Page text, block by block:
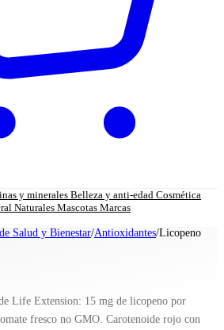
y mineralesBelleza y anti-edad Cosmética
Naturales Mascotas Marcas
Salud y Bienestar/Antioxidantes/Licopeno
Life Extension: 15 mg de licopeno por
fresco no GMO. Carotenoide rojo con